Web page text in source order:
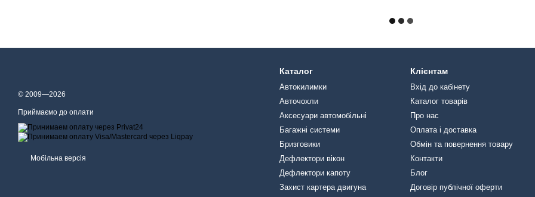
© 2009—2026
Приймаємо до оплати
Мобільна версія
Каталог
Автокилимки
Авточохли
Аксесуари автомобільні
Багажні системи
Бризговики
Дефлектори вікон
Дефлектори капоту
Захист картера двигуна
Клієнтам
Вхід до кабінету
Каталог товарів
Про нас
Оплата і доставка
Обмін та повернення товару
Контакти
Блог
Договір публічної оферти